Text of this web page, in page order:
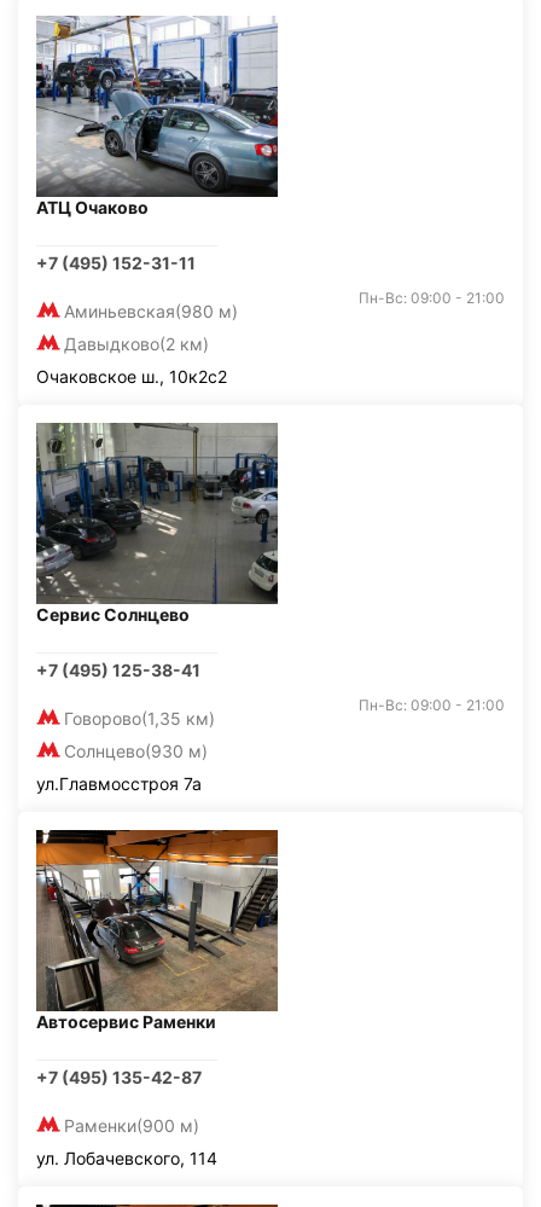
АТЦ Очаково
+7 (495) 152-31-11
Аминьевская(980 м)
Давыдково(2 км)
Пн-Вс: 09:00 - 21:00
Очаковское ш., 10к2с2
Сервис Солнцево
+7 (495) 125-38-41
Говорово(1,35 км)
Солнцево(930 м)
Пн-Вс: 09:00 - 21:00
ул.Главмосстроя 7а
Автосервис Раменки
+7 (495) 135-42-87
Раменки(900 м)
ул. Лобачевского, 114